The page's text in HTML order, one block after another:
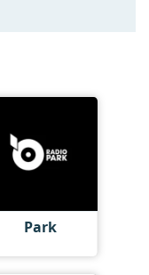
Park